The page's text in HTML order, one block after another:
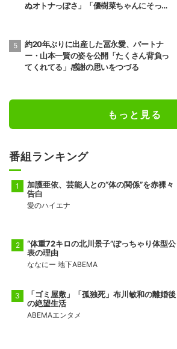
ぬオトナっぽさ」「優樹菜ちゃんにそっく
約20年ぶりに出産した冨永愛、パートナ
ー・山本一賢の姿を公開「たくさん背負っ
てくれてる」感謝の思いをつづる
もっと見る
番組ランキング
加護亜依、芸能人との“体の関係”を赤裸々
告白
愛のハイエナ
“体重72キロの北川景子”ぽっちゃり体型公
表の理由
ななにー 地下ABEMA
「ゴミ屋敷」「孤独死」布川敏和の離婚後
の絶望生活
ABEMAエンタメ